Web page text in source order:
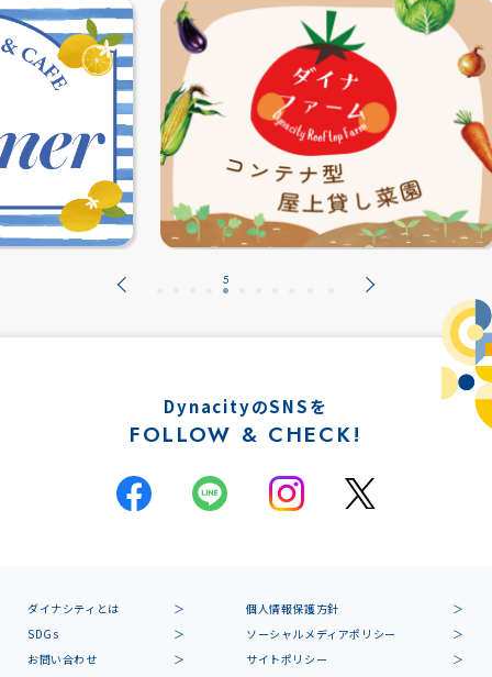
DynacityのSNSを
FOLLOW & CHECK!
ダイナシティとは
個人情報保護方針
SDGs
ソーシャルメディアポリシー
お問い合わせ
サイトポリシー